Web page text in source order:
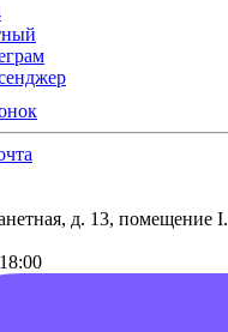
д. 13, помещение I.